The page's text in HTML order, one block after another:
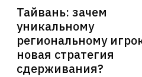
Тайвань: зачем
уникальному
региональному
новая стратегия
сдерживания?